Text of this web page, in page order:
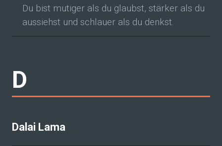
Du bist mutiger als du glaubst, stärker als du
aussiehst und schlauer als du denkst.
D
Dalai Lama